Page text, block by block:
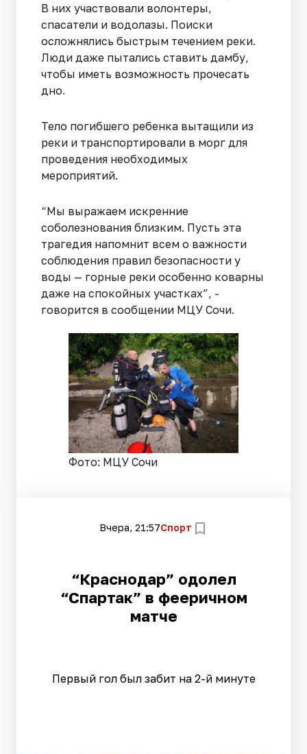
В них участвовали волонтеры,
спасатели и водолазы. Поиски
осложнялись быстрым течением реки.
Люди даже пытались ставить дамбу,
чтобы иметь возможность прочесать
дно.
Тело погибшего ребенка вытащили из
реки и транспортировали в морг для
проведения необходимых
мероприятий.
“Мы выражаем искренние
соболезнования близким. Пусть эта
трагедия напомнит всем о важности
соблюдения правил безопасности у
воды — горные реки особенно коварны
даже на спокойных участках”, -
говорится в сообщении МЦУ Сочи.
Фото: МЦУ Сочи
Вчера, 21:57Спорт
“Краснодар” одолел
“Спартак” в фееричном
матче
Первый гол был забит на 2-й минуте